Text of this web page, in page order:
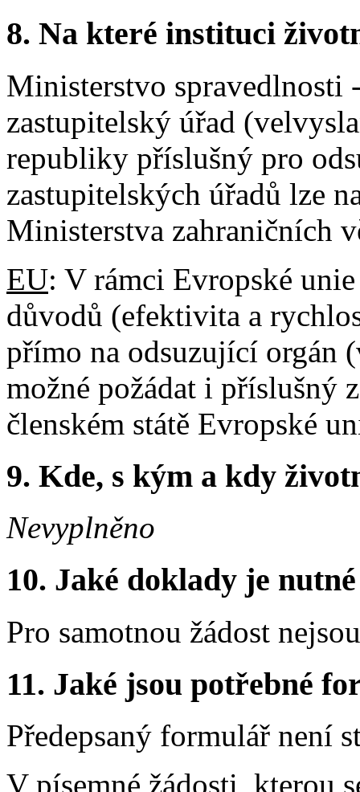
8. Na které instituci
Ministerstvo spravedlnosti
zastupitelský úřad
republiky příslušný pro
zastupitelských úřadů lze
Ministerstva zahraničních
EU: V rámci Evropské
důvodů (efektivita a
přímo na odsuzující orgán
možné požádat i příslušný
členském státě Evropské
9. Kde, s kým a kdy
Nevyplněno
10. Jaké doklady je
Pro samotnou žádost
11. Jaké jsou potřebné
Předepsaný formulář není
V písemné žádosti, kterou